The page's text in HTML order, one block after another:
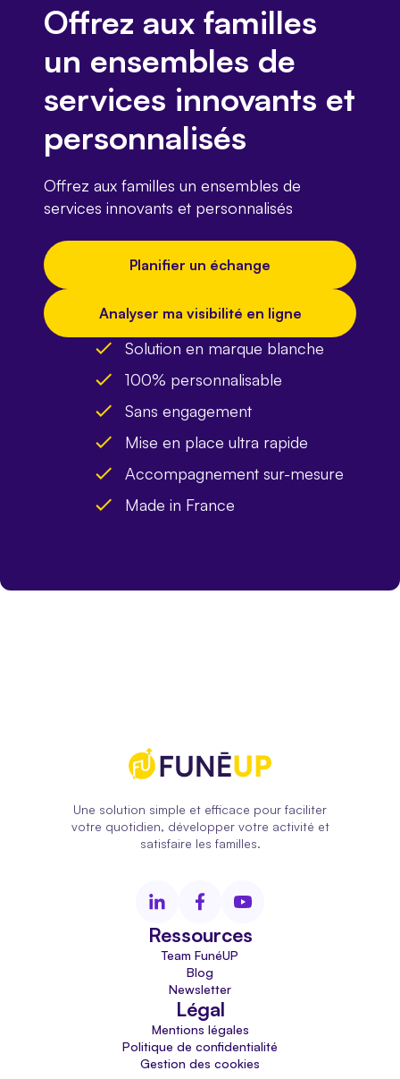
Offrez aux familles
un ensembles de
services innovants et
personnalisés
Offrez aux familles un ensembles de
services innovants et personnalisés
Planifier un échange
Analyser ma visibilité en ligne
Solution en marque blanche
100% personnalisable
Sans engagement
Mise en place ultra rapide
Accompagnement sur-mesure
Made in France
Une solution simple et efficace pour faciliter
votre quotidien, développer votre activité et
satisfaire les familles.
Ressources
Team FunéUP
Blog
Newsletter
Légal
Mentions légales
Politique de confidentialité
Gestion des cookies